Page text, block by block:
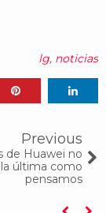
lg, noticias
Previous
de Huawei no
última como
pensamos